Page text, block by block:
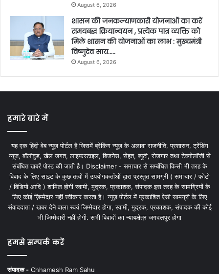
August 6, 2026
शासन की जनकल्याणकारी योजनाओं का करें
समयबद्ध क्रियान्वयन , प्रत्येक पात्र व्यक्ति को
मिले शासन की योजनाओं का लाभ : मुख्यमंत्री
विष्णुदेव साय…..
August 6, 2026
हमारे बारे में
यह एक हिंदी वेब न्यूज़ पोर्टल है जिसमें ब्रेकिंग न्यूज़ के अलावा राजनीति, प्रशासन, ट्रेंडिंग
न्यूज, बॉलीवुड, खेल जगत, लाइफस्टाइल, बिजनेस, सेहत, ब्यूटी, रोजगार तथा टेक्नोलॉजी से
संबंधित खबरें पोस्ट की जाती है। Disclaimer - समाचार से सम्बंधित किसी भी तरह के
विवाद के लिए साइट के कुछ तत्वों में उपयोगकर्ताओं द्वारा प्रस्तुत सामग्री ( समाचार / फोटो
/ विडियो आदि ) शामिल होगी स्वामी, मुद्रक, प्रकाशक, संपादक इस तरह के सामग्रियों के
लिए कोई ज़िम्मेदार नहीं स्वीकार करता है। न्यूज़ पोर्टल में प्रकाशित ऐसी सामग्री के लिए
संवाददाता / खबर देने वाला स्वयं जिम्मेदार होगा, स्वामी, मुद्रक, प्रकाशक, संपादक की कोई
भी जिम्मेदारी नहीं होगी. सभी विवादों का न्यायक्षेत्र जगदलपुर होगा
हमसे सम्पर्क करें
संपादक - Chhamesh Ram Sahu